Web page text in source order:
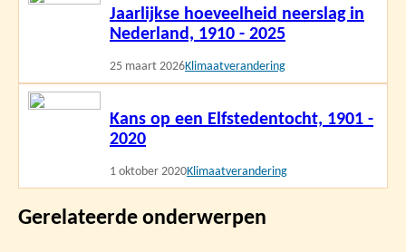
Jaarlijkse hoeveelheid neerslag in
Nederland, 1910 - 2025
25 maart 2026Klimaatverandering
Kans op een Elfstedentocht, 1901 -
2020
1 oktober 2020Klimaatverandering
Lees
Gerelateerde onderwerpen